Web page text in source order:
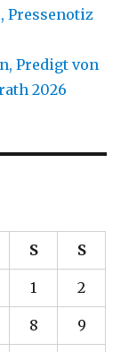
Pressenotiz
Predigt von
2026
S S
1 2
8 9